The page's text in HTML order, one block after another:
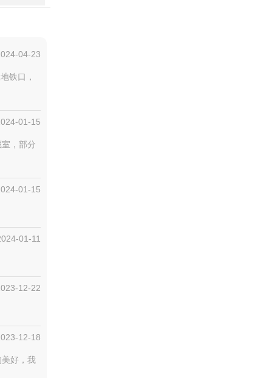
04-23
铁口，
01-15
，部分
01-15
01-11
12-22
12-18
好，我